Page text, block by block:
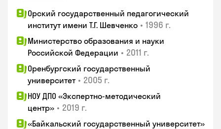
Орский государственный педагогический
институт имени Т.Г. Шевченко • 1996 г.
Министерство образования и науки
Российской Федерации • 2011 г.
Оренбургский государственный
университет • 2005 г.
НОУ ДПО «Экспертно-методический
центр» • 2019 г.
«Байкальский государственный университет»